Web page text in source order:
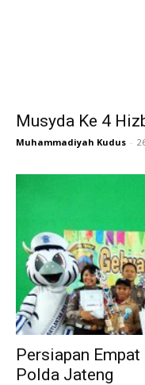
Musyda Ke 4
Muhammadiyah Kudus -
Persiapan
Polda Jateng